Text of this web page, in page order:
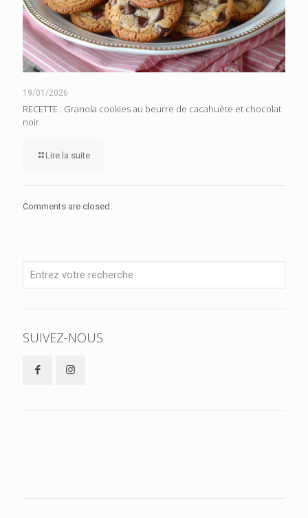
19/01/2026
RECETTE : Granola cookies au beurre de cacahuète et chocolat
noir
Lire la suite
Comments are closed.
SUIVEZ-NOUS